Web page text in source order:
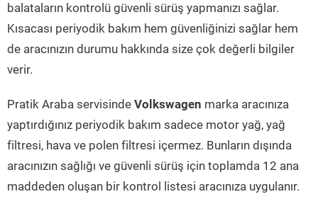
balataların kontrolü güvenli sürüş yapmanızı sağlar.
Kısacası periyodik bakım hem güvenliğinizi sağlar hem
de aracınızın durumu hakkında size çok değerli bilgiler
verir.
Pratik Araba servisinde Volkswagen marka aracınıza
yaptırdığınız periyodik bakım sadece motor yağ, yağ
filtresi, hava ve polen filtresi içermez. Bunların dışında
aracınızın sağlığı ve güvenli sürüş için toplamda 12 ana
maddeden oluşan bir kontrol listesi aracınıza uygulanır.